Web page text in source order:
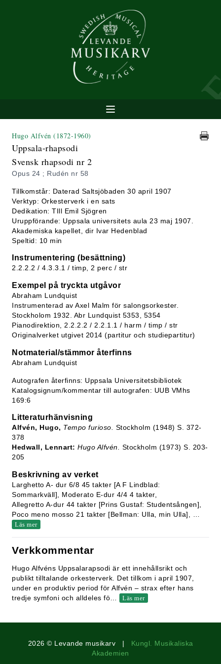
Hugo Alfvén (1872-1960)
Uppsala-rhapsodi
Svensk rhapsodi nr 2
Opus 24 ; Rudén nr 58
Tillkomstår: Daterad Saltsjöbaden 30 april 1907
Verktyp: Orkesterverk i en sats
Dedikation: TIll Emil Sjögren
Uruppförande: Uppsala universitets aula 23 maj 1907.
Akademiska kapellet, dir Ivar Hedenblad
Speltid: 10 min
Instrumentering (besättning)
2.2.2.2 / 4.3.3.1 / timp, 2 perc / str
Exempel på tryckta utgåvor
Abraham Lundquist
Instrumenterad av Axel Malm för salongsorkester.
Stockholom 1932. Abr Lundquist 5353, 5354
Pianodirektion, 2.2.2.2 / 2.2.1.1 / harm / timp / str
Originalverket utgivet 2014 (partitur och studiepartitur)
Notmaterial/stämmor återfinns
Abraham Lundquist
Autografen återfinns: Uppsala Universitetsbibliotek
Katalogsignum/kommentar till autografen: UUB VMhs
169:6
Litteraturhänvisning
Alfvén, Hugo, Tempo furioso. Stockholm (1948) S. 372-
378
Hedwall, Lennart: Hugo Alfvén.
Stockholm (1973) S. 203-
205
Beskrivning av verket
Larghetto A- dur 6/8 45 takter [A F Lindblad:
Sommarkväll], Moderato E-dur 4/4 4 takter,
Allegretto A-dur 44 takter [Prins Gustaf: Studentsången],
Poco meno mosso 21 takter [Bellman: Ulla, min Ulla],
Läs mer
Verkkommentar
Hugo Alfvéns Uppsalarapsodi är ett innehållsrikt och
publikt tilltalande orkesterverk. Det tillkom i april 1907,
under en produktiv period för Alfvén – strax efter hans
tredje symfoni och alldeles fö
Läs mer
2026 © Levande musikarv | Kungl. Musikaliska
Akademien